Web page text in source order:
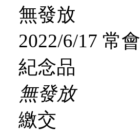
無發放
2022/6/17 常會
紀念品
無發放
繳交